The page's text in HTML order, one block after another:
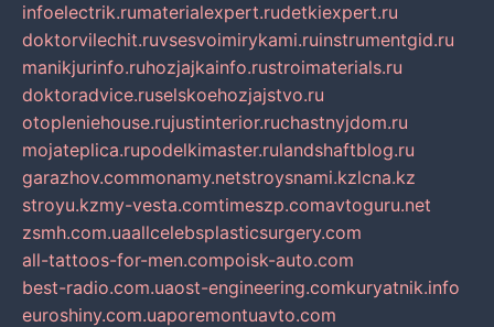
infoelectrik.rumaterialexpert.rudetkiexpert.ru
doktorvilechit.ruvsesvoimirykami.ruinstrumentgid.ru
manikjurinfo.ruhozjajkainfo.rustroimaterials.ru
doktoradvice.ruselskoehozjajstvo.ru
otopleniehouse.rujustinterior.ruchastnyjdom.ru
mojateplica.rupodelkimaster.rulandshaftblog.ru
garazhov.commonamy.netstroysnami.kzlcna.kz
stroyu.kzmy-vesta.comtimeszp.comavtoguru.net
zsmh.com.uaallcelebsplasticsurgery.com
all-tattoos-for-men.compoisk-auto.com
best-radio.com.uaost-engineering.comkuryatnik.info
euroshiny.com.uaporemontuavto.com